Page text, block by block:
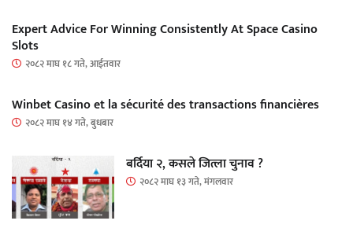
Expert Advice For Winning Consistently At Space Casino
Slots
२०८२ माघ १८ गते, आईतवार
Winbet Casino et la sécurité des transactions financières
२०८२ माघ १४ गते, बुधबार
बर्दिया २, कसले जित्ला चुनाव ?
२०८२ माघ १३ गते, मंगलवार